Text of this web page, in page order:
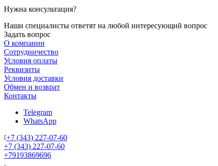
Нужна консультация?
Наши специалисты ответят на любой интересующий вопрос
Задать вопрос
О компании
Сотрудничество
Условия оплаты
Реквизиты
Условия доставки
Обмен и возврат
Контакты
Telegram
WhatsApp
+7 (343) 227-07-60
+7 (343) 227-07-60
+79193869696